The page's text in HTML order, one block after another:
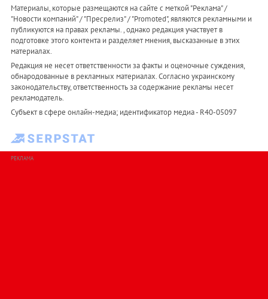
Материалы, которые размещаются на сайте с меткой "Реклама" /
"Новости компаний" / "Пресрелиз" / "Promoted", являются рекламными и
публикуются на правах рекламы. , однако редакция участвует в
подготовке этого контента и разделяет мнения, высказанные в этих
материалах.
Редакция не несет ответственности за факты и оценочные суждения,
обнародованные в рекламных материалах. Согласно украинскому
законодательству, ответственность за содержание рекламы несет
рекламодатель.
Субъект в сфере онлайн-медиа; идентификатор медиа - R40-05097
РЕКЛАМА